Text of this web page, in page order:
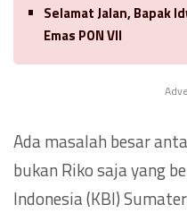
Selamat Jalan, Bapak
Emas PON VII
Ada masalah besar
bukan Riko saja yang
Indonesia (KBI)